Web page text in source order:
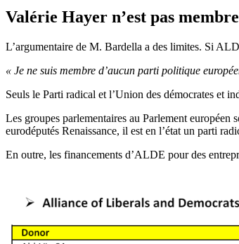
Valérie Hayer n’est pas
L’argumentaire de M. Bardella a des limites. Si
« Je ne suis membre d’aucun parti politique
Seuls le Parti radical et l’Union des démocrates et
Les groupes parlementaires au Parlement
eurodéputés Renaissance, il est en l’état un parti
En outre, les financements d’ALDE pour des